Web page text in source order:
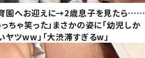
園へお迎えに→2歳息子を見たら……
っちゃ笑った」まさかの姿に「幼児しか
ヤツww」「大渋滞すぎるw」